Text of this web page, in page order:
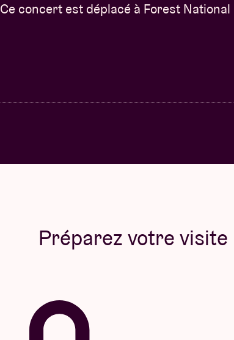
Ce concert est déplacé à Forest National
Préparez votre visite